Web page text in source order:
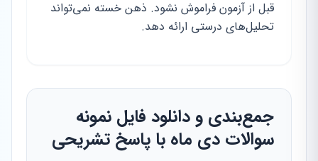
قبل از آزمون فراموش نشود. ذهن خسته نمی‌تواند
تحلیل‌های درستی ارائه دهد.
جمع‌بندی و دانلود فایل نمونه
سوالات دی ماه با پاسخ تشریحی